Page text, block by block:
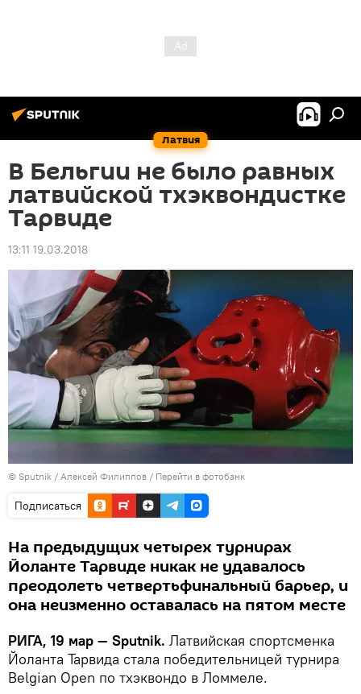
Латвия
В Бельгии не было равных
латвийской тхэквондистке
Тарвиде
13:11 19.03.2018
© Sputnik / Алексей Филиппов / Перейти в фотобанк
Подписаться
На предыдущих четырех турнирах
Йоланте Тарвиде никак не удавалось
преодолеть четвертьфинальный барьер, и
она неизменно оставалась на пятом месте
РИГА, 19 мар — Sputnik. Латвийская спортсменка
Йоланта Тарвида стала победительницей турнира
Belgian Open по тхэквондо в Ломмеле.